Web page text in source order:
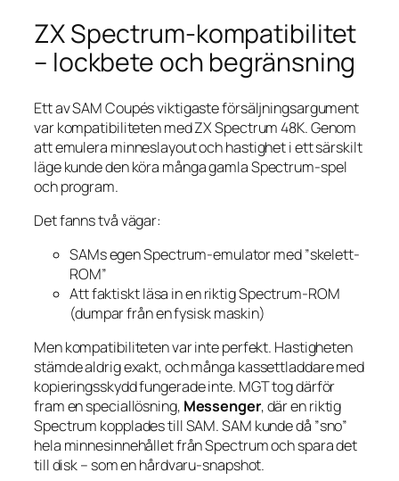
ZX Spectrum-kompatibilitet
– lockbete och begränsning
Ett av SAM Coupés viktigaste försäljningsargument
var kompatibiliteten med ZX Spectrum 48K. Genom
att emulera minneslayout och hastighet i ett särskilt
läge kunde den köra många gamla Spectrum-spel
och program.
Det fanns två vägar:
SAMs egen Spectrum-emulator med ”skelett-
ROM”
Att faktiskt läsa in en riktig Spectrum-ROM
(dumpar från en fysisk maskin)
Men kompatibiliteten var inte perfekt. Hastigheten
stämde aldrig exakt, och många kassettladdare med
kopieringsskydd fungerade inte. MGT tog därför
fram en speciallösning, Messenger, där en riktig
Spectrum kopplades till SAM. SAM kunde då ”sno”
hela minnesinnehållet från Spectrum och spara det
till disk – som en hårdvaru-snapshot.